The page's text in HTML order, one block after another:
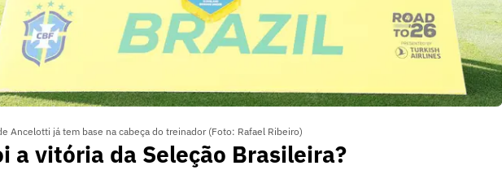
Ancelotti já tem base na cabeça do treinador (Foto: Rafael Ribeiro)
a vitória da Seleção Brasileira?